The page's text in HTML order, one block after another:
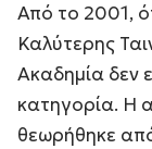
Από το 2001,
Καλύτερης
Ακαδημία δεν
κατηγορία. Η
θεωρήθηκε